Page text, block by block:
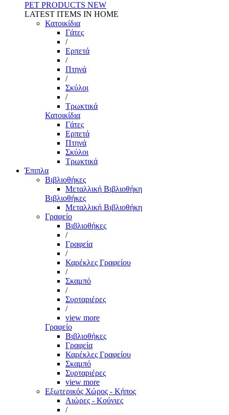
PET PRODUCTS NEW
LATEST ITEMS IN HOME
Κατοικίδια
Γάτες
/
Ερπετά
/
Πτηνά
/
Σκύλοι
/
Τρωκτικά
Κατοικίδια
Γάτες
Ερπετά
Πτηνά
Σκύλοι
Τρωκτικά
Έπιπλα
Βιβλιοθήκες
Μεταλλική Βιβλιοθήκη
Βιβλιοθήκες
Μεταλλική Βιβλιοθήκη
Γραφείο
Βιβλιοθήκες
/
Γραφεία
/
Καρέκλες Γραφείου
/
Σκαμπό
/
Συρταριέρες
/
view more
Γραφείο
Βιβλιοθήκες
Γραφεία
Καρέκλες Γραφείου
Σκαμπό
Συρταριέρες
view more
Εξωτερικός Χώρος - Κήπος
Αιώρες - Κούνιες
/